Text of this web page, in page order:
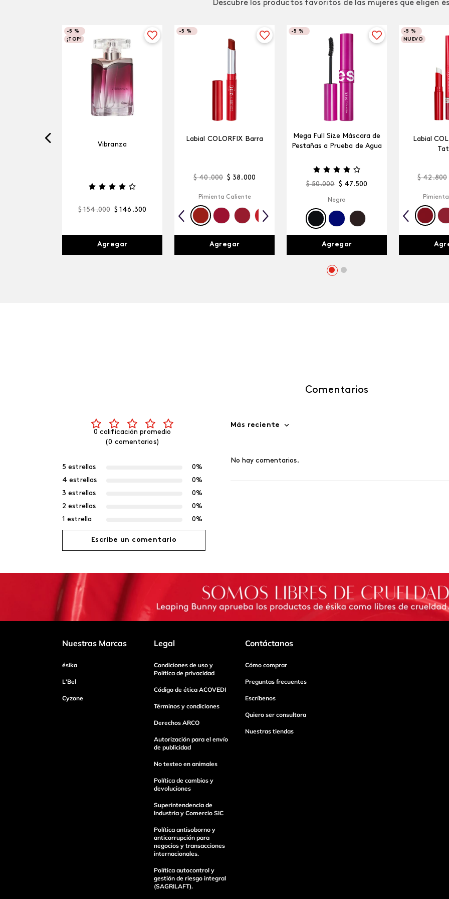
Descubre los productos favoritos de las mujeres que eligen
-5 %
¡TOP!
Vibranza
$ 154.000 $ 146 .300
Agregar
-5 %
Labial COLORFIX Barra
$ 40.000 $ 38 .000
Pimienta Caliente
Agregar
-5 %
Mega Full Size Máscara de
Pestañas a Prueba de Agua
$ 50.000 $ 47.500
Negro
Agregar
-5 %
NUEVO
Labial
$ 42.800
Comentarios
0 calificación promedio
(0 comentarios)
5 estrellas
0%
4 estrellas
0%
3 estrellas
0%
2 estrellas
0%
1 estrella
0%
Escribe un comentario
Agregar comentario
Título
Tu nombre
Enviar Comentario
Más reciente
No hay comentarios.
Nuestras Marcas
ésika
L'Bel
Cyzone
Legal
Condiciones de uso y
Política de privacidad
Código de ética ACOVEDI
Términos y condiciones
Derechos ARCO
Autorización para el envío
de publicidad
No testeo en animales
Política de cambios y
devoluciones
Superintendencia de
Industria y Comercio SIC
Política antisoborno y
anticorrupción para
negocios y transacciones
internacionales.
Política autocontrol y
gestión de riesgo integral
(SAGRILAFT).
Contáctanos
Cómo comprar
Preguntas frecuentes
Escríbenos
Quiero ser consultora
Nuestras tiendas